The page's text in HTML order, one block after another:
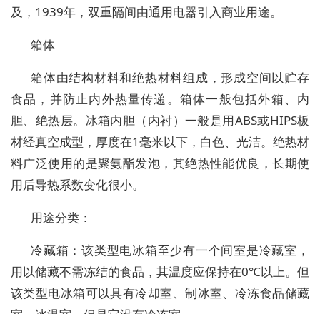
及，1939年，双重隔间由通用电器引入商业用途。
箱体
箱体由结构材料和绝热材料组成，形成空间以贮存
食品，并防止内外热量传递。箱体一般包括外箱、内
胆、绝热层。冰箱内胆（内衬）一般是用ABS或HIPS板
材经真空成型，厚度在1毫米以下，白色、光洁。绝热材
料广泛使用的是聚氨酯发泡，其绝热性能优良，长期使
用后导热系数变化很小。
用途分类：
冷藏箱：该类型电冰箱至少有一个间室是冷藏室，
用以储藏不需冻结的食品，其温度应保持在0℃以上。但
该类型电冰箱可以具有冷却室、制冰室、冷冻食品储藏